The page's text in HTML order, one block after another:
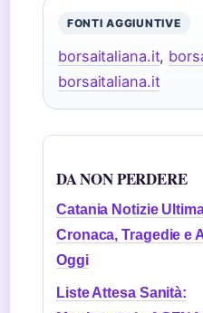
FONTI AGGIUNTIVE
borsaitaliana.it,
borsaitaliana.it
DA NON PERDERE
Catania Notizie
Cronaca, Tragedie e
Oggi
Liste Attesa Sanità: